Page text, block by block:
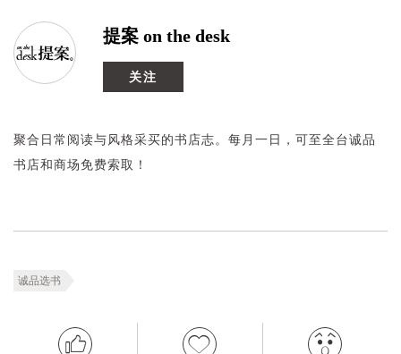
提案 on the desk
关注
聚合日常阅读与风格采买的书店志。每月一日，可至全台诚品
书店和商场免费索取！
诚品选书